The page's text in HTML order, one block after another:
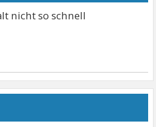
nicht so schnell